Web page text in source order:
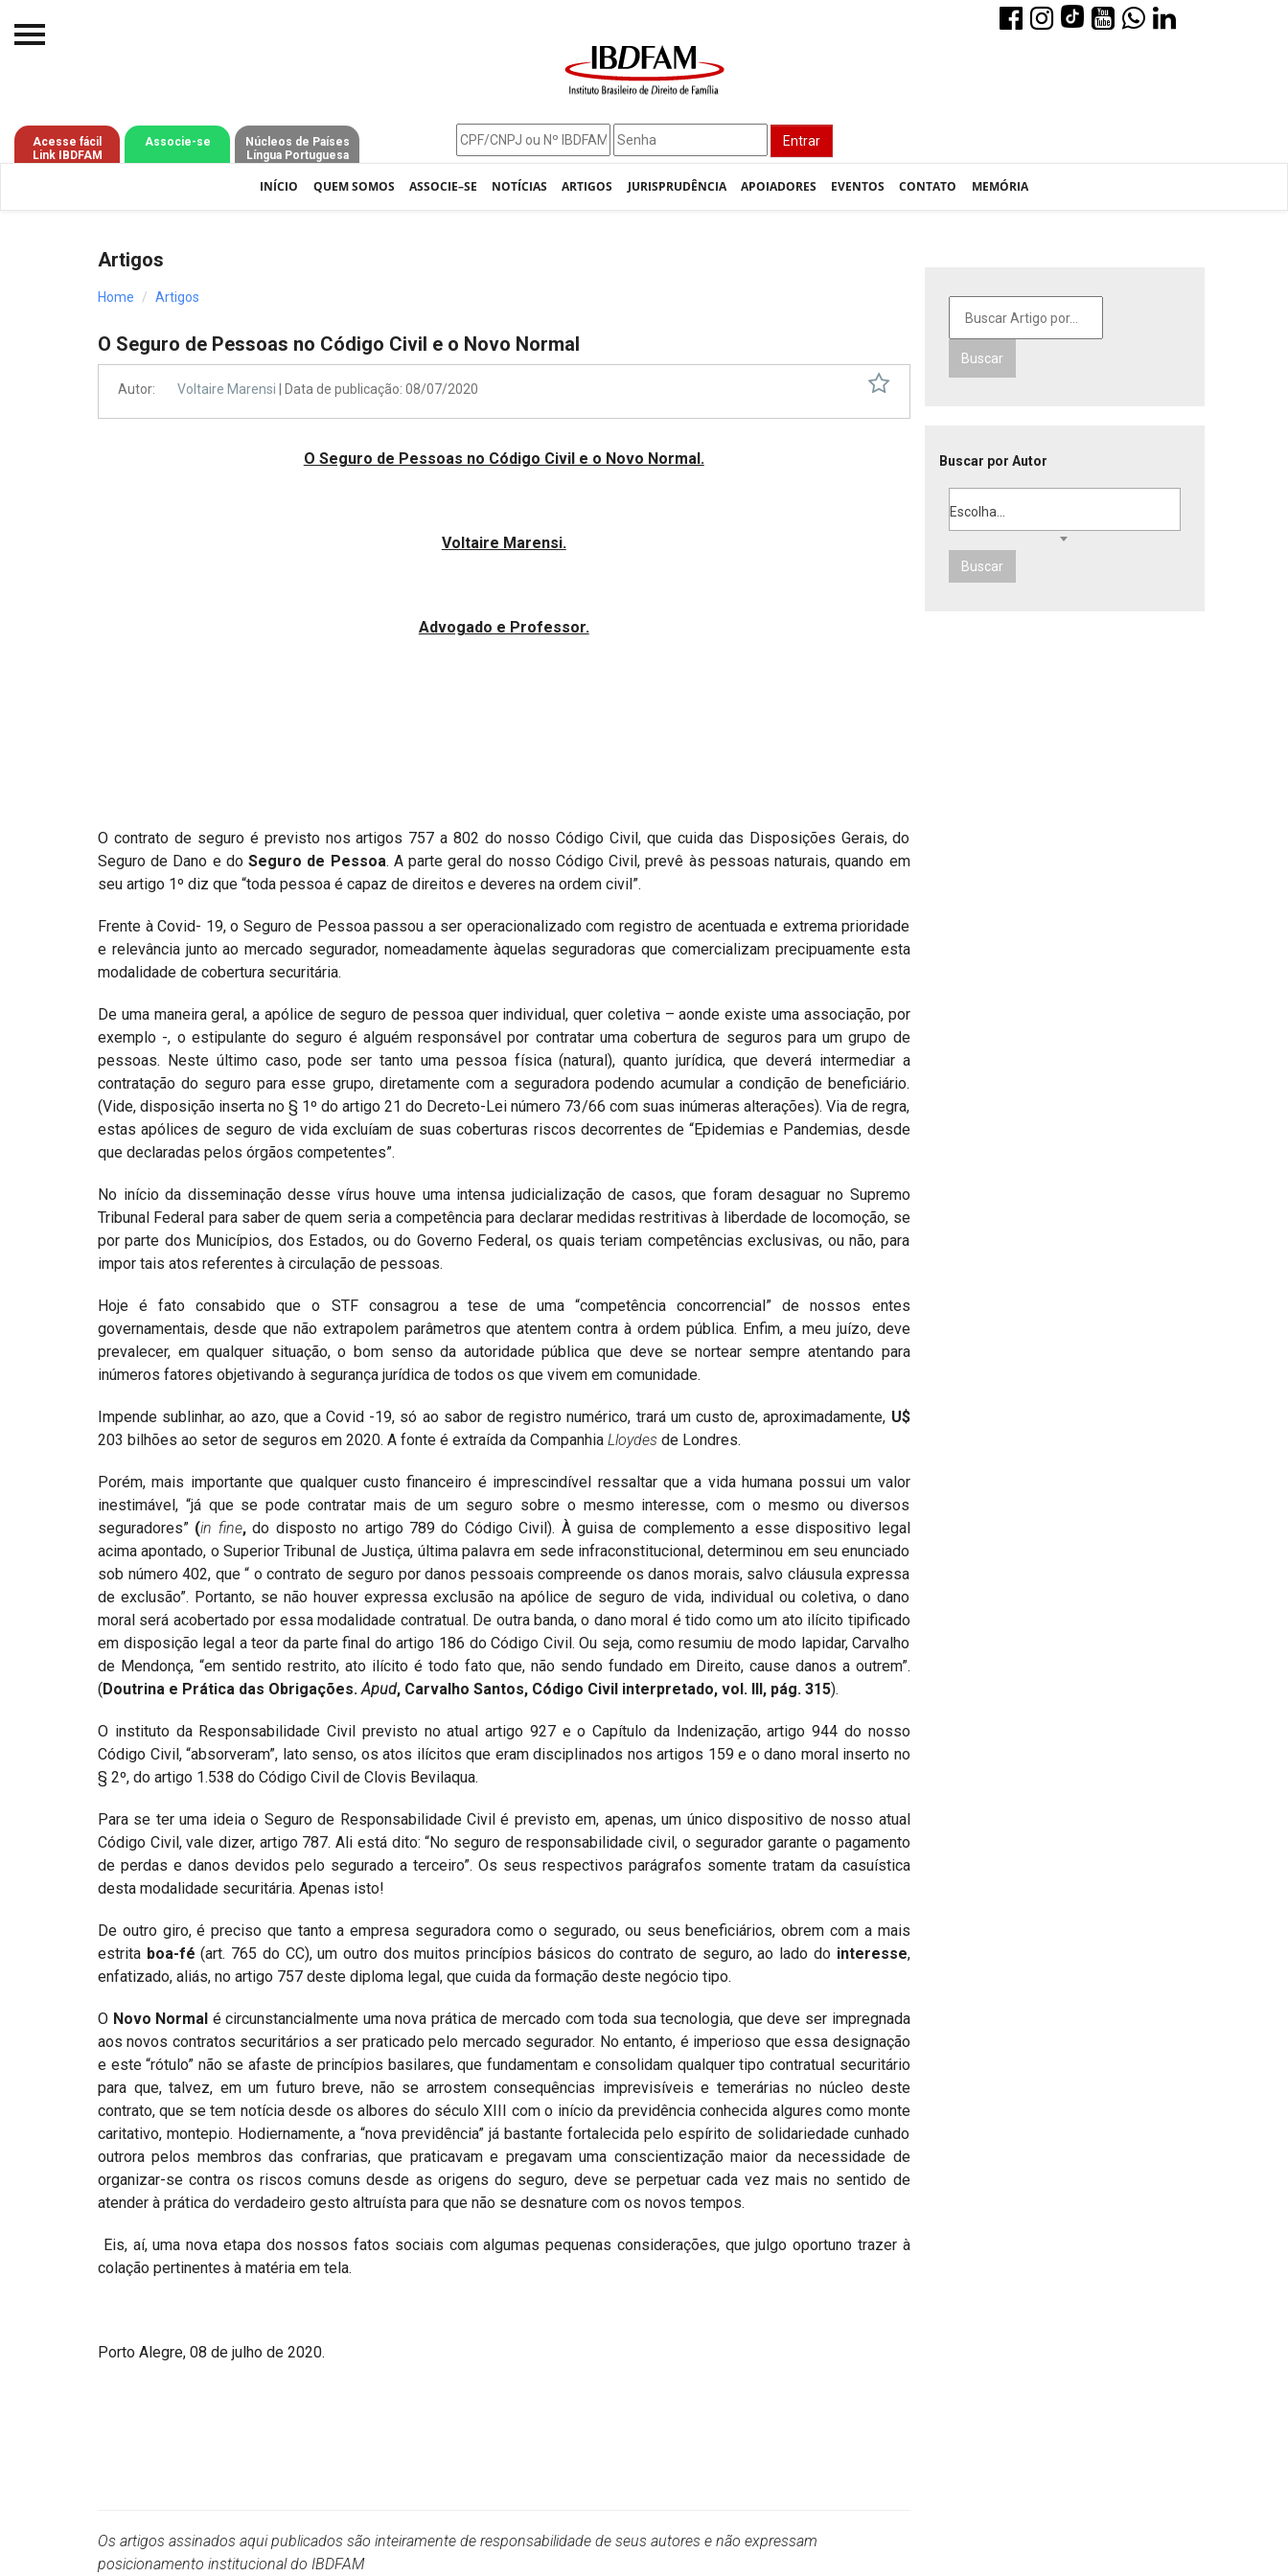
Entrar
Acesse fácil
Link IBDFAM
Associe-se
Núcleos de Países
Língua Portuguesa
INÍCIO QUEM SOMOS ASSOCIE–SE NOTÍCIAS ARTIGOS JURISPRUDÊNCIA APOIADORES EVENTOS CONTATO MEMÓRIA
O IBDFAM
Notícias
Processos - IBDFAM
Artigos
Home Artigos
O Seguro de Pessoas no Código Civil e o Novo Normal
Autor: Voltaire Marensi | Data de publicação: 08/07/2020
O Seguro de Pessoas no Código Civil e o Novo Normal.
Voltaire Marensi.
Advogado e Professor.
O contrato de seguro é previsto nos artigos 757 a 802 do nosso Código Civil, que cuida das Disposições Gerais, do
Seguro de Dano e doSeguro de Pessoa. A parte geral do nosso Código Civil, prevê às pessoas naturais, quando em
seu artigo 1º diz que “toda pessoa é capaz de direitos e deveres na ordem civil”.
Frente à Covid- 19, o Seguro de Pessoa passou a ser operacionalizado com registro de acentuada e extrema prioridade
e relevância junto ao mercado segurador, nomeadamente àquelas seguradoras que comercializam precipuamente esta
modalidade de cobertura securitária.
De uma maneira geral, a apólice de seguro de pessoa quer individual, quer coletiva – aonde existe uma associação, por
exemplo -, o estipulante do seguro é alguém responsável por contratar uma cobertura de seguros para um grupo de
pessoas. Neste último caso, pode ser tanto uma pessoa física (natural), quanto jurídica, que deverá intermediar a
contratação do seguro para esse grupo, diretamente com a seguradora podendo acumular a condição de beneficiário.
(Vide, disposição inserta no § 1º do artigo 21 do Decreto-Lei número 73/66 com suas inúmeras alterações). Via de regra,
estas apólices de seguro de vida excluíam de suas coberturas riscos decorrentes de “Epidemias e Pandemias, desde
que declaradas pelos órgãos competentes”.
No início da disseminação desse vírus houve uma intensa judicialização de casos, que foram desaguar no Supremo
Tribunal Federal para saber de quem seria a competência para declarar medidas restritivas à liberdade de locomoção, se
por parte dos Municípios, dos Estados, ou do Governo Federal, os quais teriam competências exclusivas, ou não, para
impor tais atos referentes à circulação de pessoas.
Hoje é fato consabido que o STF consagrou a tese de uma “competência concorrencial” de nossos entes
governamentais, desde que não extrapolem parâmetros que atentem contra à ordem pública. Enfim, a meu juízo, deve
prevalecer, em qualquer situação, o bom senso da autoridade pública que deve se nortear sempre atentando para
inúmeros fatores objetivando à segurança jurídica de todos os que vivem em comunidade.
Impende sublinhar, ao azo, que a Covid -19, só ao sabor de registro numérico, trará um custo de, aproximadamente, U$
203 bilhões ao setor de seguros em 2020. A fonte é extraída da Companhia Lloydes de Londres.
Porém, mais importante que qualquer custo financeiro é imprescindível ressaltar que a vida humana possui um valor
inestimável, “já que se pode contratar mais de um seguro sobre o mesmo interesse, com o mesmo ou diversos
seguradores” (in fine,do disposto no artigo 789 do Código Civil). À guisa de complemento a esse dispositivo legal
acima apontado, o Superior Tribunal de Justiça, última palavra em sede infraconstitucional, determinou em seu enunciado
sob número 402, que “ o contrato de seguro por danos pessoais compreende os danos morais, salvo cláusula expressa
de exclusão”. Portanto, se não houver expressa exclusão na apólice de seguro de vida, individual ou coletiva, o dano
moral será acobertado por essa modalidade contratual. De outra banda, o dano moral é tido como um ato ilícito tipificado
em disposição legal a teor da parte final do artigo 186 do Código Civil. Ou seja, como resumiu de modo lapidar, Carvalho
de Mendonça, “em sentido restrito, ato ilícito é todo fato que, não sendo fundado em Direito, cause danos a outrem”.
(Doutrina e Prática das Obrigações.Apud, Carvalho Santos, Código Civil interpretado, vol. III, pág. 315).
O instituto da Responsabilidade Civil previsto no atual artigo 927 e o Capítulo da Indenização, artigo 944 do nosso
Código Civil, “absorveram”, lato senso, os atos ilícitos que eram disciplinados nos artigos 159 e o dano moral inserto no
§ 2º, do artigo 1.538 do Código Civil de Clovis Bevilaqua.
Para se ter uma ideia o Seguro de Responsabilidade Civil é previsto em, apenas, um único dispositivo de nosso atual
Código Civil, vale dizer, artigo 787. Ali está dito: “No seguro de responsabilidade civil, o segurador garante o pagamento
de perdas e danos devidos pelo segurado a terceiro”. Os seus respectivos parágrafos somente tratam da casuística
desta modalidade securitária. Apenas isto!
De outro giro, é preciso que tanto a empresa seguradora como o segurado, ou seus beneficiários, obrem com a mais
estrita boa-fé(art. 765 do CC), um outro dos muitos princípios básicos do contrato de seguro, ao lado dointeresse,
enfatizado, aliás, no artigo 757 deste diploma legal, que cuida da formação deste negócio tipo.
O Novo Normal é circunstancialmente uma nova prática de mercado com toda sua tecnologia, que deve ser impregnada
aos novos contratos securitários a ser praticado pelo mercado segurador. No entanto, é imperioso que essa designação
e este “rótulo” não se afaste de princípios basilares, que fundamentam e consolidam qualquer tipo contratual securitário
para que, talvez, em um futuro breve, não se arrostem consequências imprevisíveis e temerárias no núcleo deste
contrato, que se tem notícia desde os albores do século XIII com o início da previdência conhecida algures como monte
caritativo, montepio. Hodiernamente, a “nova previdência” já bastante fortalecida pelo espírito de solidariedade cunhado
outrora pelos membros das confrarias, que praticavam e pregavam uma conscientização maior da necessidade de
organizar-se contra os riscos comuns desde as origens do seguro, deve se perpetuar cada vez mais no sentido de
atender à prática do verdadeiro gesto altruísta para que não se desnature com os novos tempos.
Eis, aí, uma nova etapa dos nossos fatos sociais com algumas pequenas considerações, que julgo oportuno trazer à
colação pertinentes à matéria em tela.
Porto Alegre, 08 de julho de 2020.
Os artigos assinados aqui publicados são inteiramente de responsabilidade de seus autores e não expressam
posicionamento institucional do IBDFAM
Buscar
Buscar por Autor
Escolha...
Buscar